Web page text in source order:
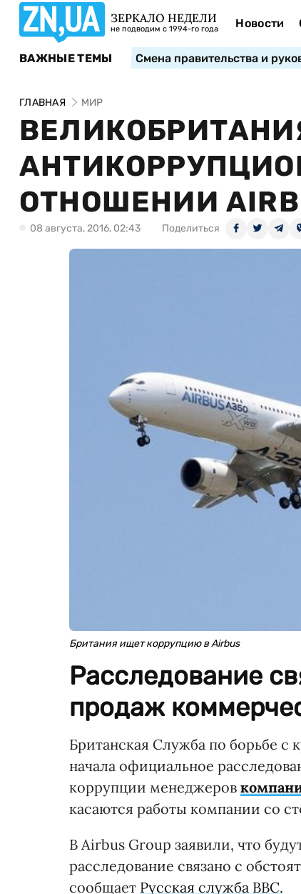
ЗЕРКАЛО НЕДЕЛИ
не подводим с 1994-го года Новости
ВАЖНЫЕ ТЕМЫ Смена правительства и
ГЛАВНАЯ МИР
ОТНОШЕНИИ
08 августа, 2016, 02:43 Поделиться
Британия ищет коррупцию в Airbus
Расследование
продаж
Британская Служба по борьбе
начала официальное
коррупции менеджеров
касаются работы компании со
В Airbus Group заявили, что
расследование связано с
сообщает Русская служба ВВС.